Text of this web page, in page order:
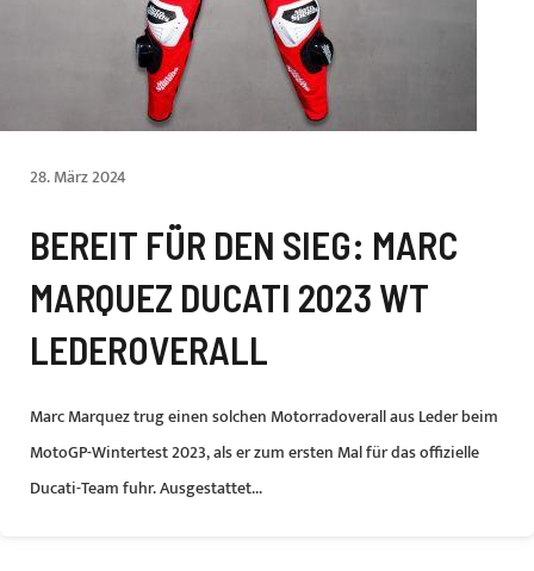
28. März 2024
BEREIT FÜR DEN SIEG: MARC
MARQUEZ DUCATI 2023 WT
LEDEROVERALL
Marc Marquez trug einen solchen Motorradoverall aus Leder beim
MotoGP-Wintertest 2023, als er zum ersten Mal für das offizielle
Ducati-Team fuhr. Ausgestattet...